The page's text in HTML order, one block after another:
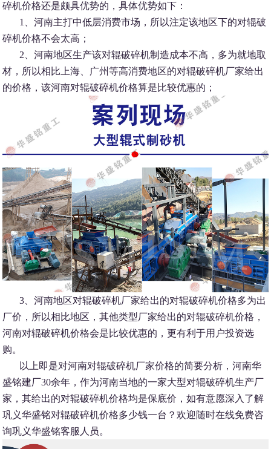
碎机价格还是颇具优势的，具体优势如下：
1、河南主打中低层消费市场，所以注定该地区下的对辊破
碎机价格不会太高；
2、河南地区生产该对辊破碎机制造成本不高，多为就地取
材，所以相比上海、广州等高消费地区的对辊破碎机厂家给出
的价格，该河南对辊破碎机价格算是比较优惠的；
3、河南地区对辊破碎机厂家给出的对辊破碎机价格多为出
厂价，所以相比地区，其他类型厂家给出的对辊破碎机价格，
河南对辊破碎机价格会是比较优惠的，更有利于用户投资选
购。
以上即是对河南对辊破碎机厂家价格的简要分析，河南华
盛铭建厂30余年，作为河南当地的一家大型对辊破碎机生产厂
家，其给出的对辊破碎机价格均是保底价，如有意愿深入了解
巩义华盛铭对辊破碎机价格多少钱一台？欢迎随时在线免费咨
询巩义华盛铭客服人员。